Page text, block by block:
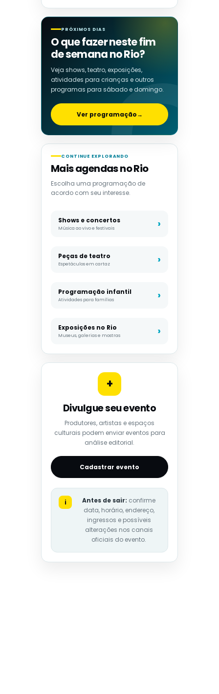
PRÓXIMOS DIAS
O que fazer neste fim
de semana no Rio?
Veja shows, teatro, exposições,
atividades para crianças e outros
programas para sábado e domingo.
Ver programação→
CONTINUE EXPLORANDO
Mais agendas no Rio
Escolha uma programação de
acordo com seu interesse.
Shows e concertos
Música ao vivo e festivais
Peças de teatro
Espetáculos em cartaz
Programação infantil
Atividades para famílias
Exposições no Rio
Museus, galerias e mostras
+
Divulgue seu evento
Produtores, artistas e espaços
culturais podem enviar eventos para
análise editorial.
Cadastrar evento
i Antes de sair: confirme
data, horário, endereço,
ingressos e possíveis
alterações nos canais
oficiais do evento.